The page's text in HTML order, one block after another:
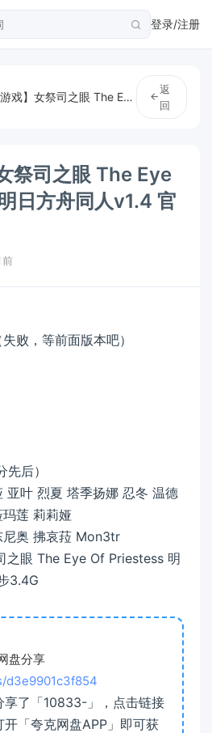
登录/注册
【SLG游戏】女祭司之眼 The Eye Of Priestess 明日方舟同人v1.4 官中步3.4G
返
回
祭司之眼 The Eye
日方舟同人v1.4 官
败，等前面版本吧）
后）
亚叶 烈夏 塔季扬娜 忍冬 温德
莲 莉莉娅
尼奥 拂哀菈 Mon3tr
盘分享
d3e9901c3f854
享了「10833-」，点击链接
「夸克网盘APP」即可获